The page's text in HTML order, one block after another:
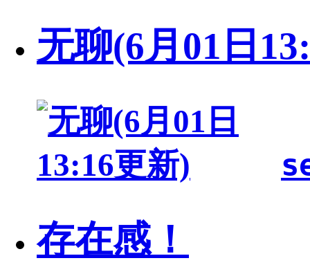
无聊(6月01日
存在感！